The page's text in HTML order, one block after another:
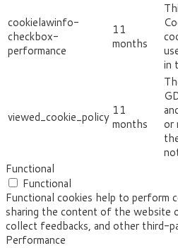
cookielawinfo-
checkbox-
performance
11
months
in
viewed_cookie_policy 11
months
or
Functional
Functional
Functional cookies help to perform
sharing the content of the website
collect feedbacks, and other third-
Performance